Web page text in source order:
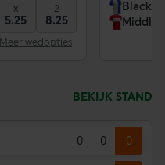
x
5.25
2
8.25
Meer wedopties
BEKIJK STAND
0 0 0